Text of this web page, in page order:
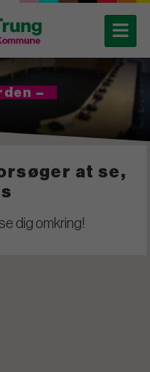
–
at se,
dig omkring!